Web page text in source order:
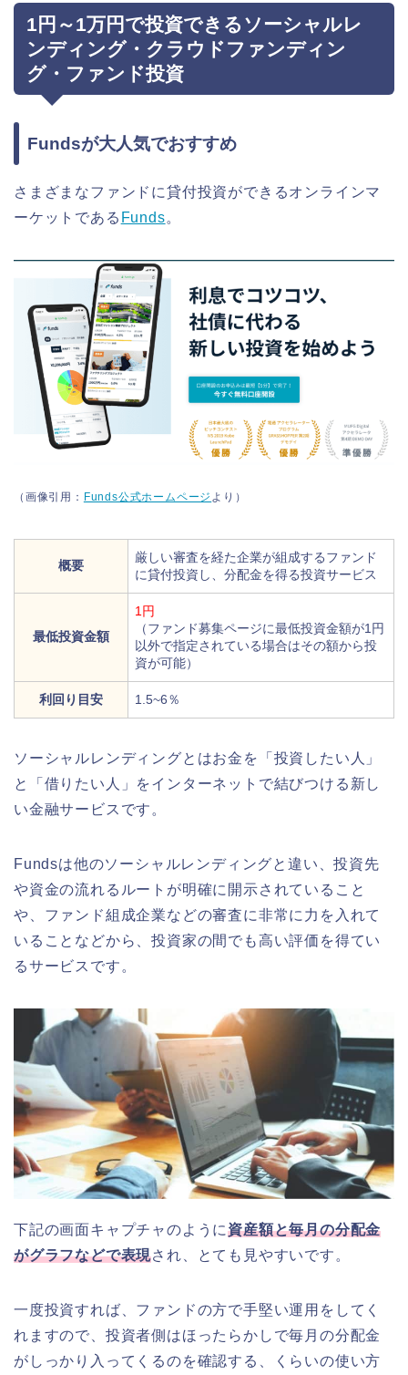
1円～1万円で投資できるソーシャルレ
ンディング・クラウドファンディン
グ・ファンド投資
Fundsが大人気でおすすめ
さまざまなファンドに貸付投資ができるオンラインマ
ーケットである Funds。
（画像引用： Funds公式ホームページ より）
概要
厳しい審査を経た企業が組成するファンド
に貸付投資し、分配金を得る投資サービス
最低投資金額
1円
（ファンド募集ページに最低投資金額が1円
以外で指定されている場合はその額から投
資が可能）
利回り目安 1.5~6％
ソーシャルレンディングとはお金を「投資したい人」
と「借りたい人」をインターネットで結びつける新し
い金融サービスです。
Fundsは他のソーシャルレンディングと違い、投資先
や資金の流れるルートが明確に開示されていること
や、ファンド組成企業などの審査に非常に力を入れて
いることなどから、投資家の間でも高い評価を得てい
るサービスです。
下記の画面キャプチャのように資産額と毎月の分配金
がグラフなどで表現され、とても見やすいです。
一度投資すれば、ファンドの方で手堅い運用をしてく
れますので、投資者側はほったらかしで毎月の分配金
がしっかり入ってくるのを確認する、くらいの使い方